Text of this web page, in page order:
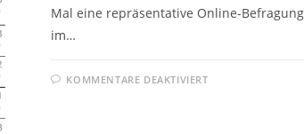
Mal eine repräsentative Online-
im…
KOMMENTARE DEAKTIVIERTFÜR